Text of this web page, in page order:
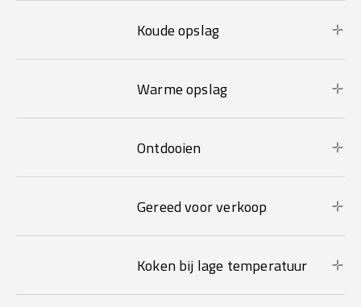
Koude opslag
Warme opslag
Ontdooien
Gereed voor verkoop
Koken bij lage temperatuur